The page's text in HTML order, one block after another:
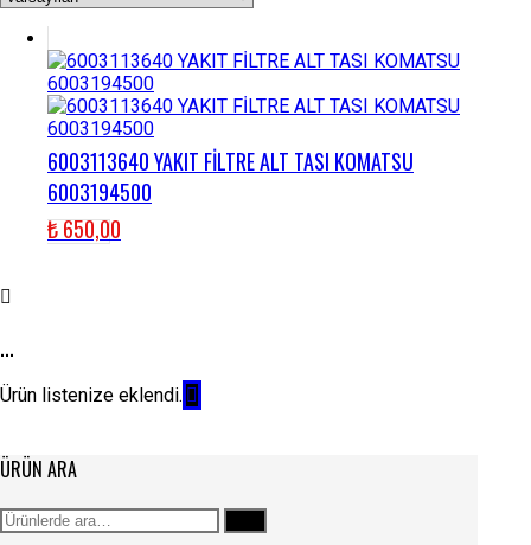
6003113640 YAKIT FİLTRE ALT TASI KOMATSU
6003194500
₺650,00
...
Ürün listenize eklendi.
ÜRÜN ARA
Ara: